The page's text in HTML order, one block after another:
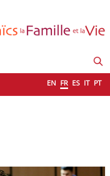
EN FR ES IT PT